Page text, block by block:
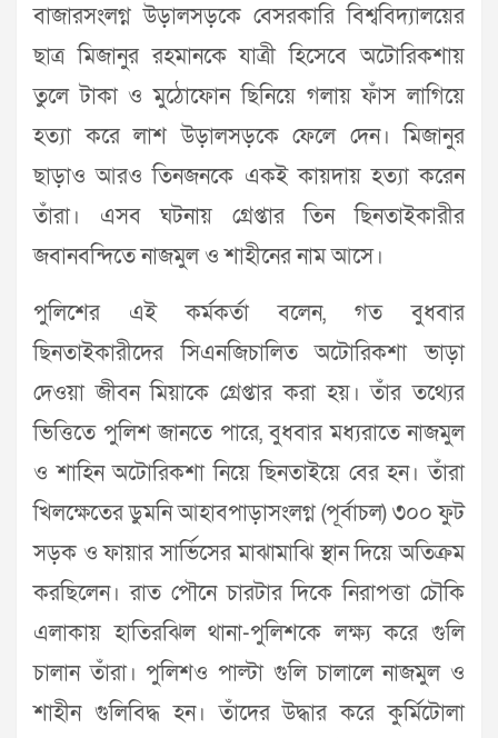
বাজারসংলগ্ন উড়ালসড়কে বেসরকারি বিশ্ববিদ্যালয়ের
ছাত্র মিজানুর রহমানকে যাত্রী হিসেবে অটোরিকশায়
তুলে টাকা ও মুঠোফোন ছিনিয়ে গলায় ফাঁস লাগিয়ে
হত্যা করে লাশ উড়ালসড়কে ফেলে দেন। মিজানুর
ছাড়াও আরও তিনজনকে একই কায়দায় হত্যা করেন
তাঁরা। এসব ঘটনায় গ্রেপ্তার তিন ছিনতাইকারীর
জবানবন্দিতে নাজমুল ও শাহীনের নাম আসে।
পুলিশের এই কর্মকর্তা বলেন, গত বুধবার
ছিনতাইকারীদের সিএনজিচালিত অটোরিকশা ভাড়া
দেওয়া জীবন মিয়াকে গ্রেপ্তার করা হয়। তাঁর তথ্যের
ভিত্তিতে পুলিশ জানতে পারে, বুধবার মধ্যরাতে নাজমুল
ও শাহিন অটোরিকশা নিয়ে ছিনতাইয়ে বের হন। তাঁরা
খিলক্ষেতের ডুমনি আহাবপাড়াসংলগ্ন (পূর্বাচল) ৩০০ ফুট
সড়ক ও ফায়ার সার্ভিসের মাঝামাঝি স্থান দিয়ে অতিক্রম
করছিলেন। রাত পৌনে চারটার দিকে নিরাপত্তা চৌকি
এলাকায় হাতিরঝিল থানা-পুলিশকে লক্ষ্য করে গুলি
চালান তাঁরা। পুলিশও পাল্টা গুলি চালালে নাজমুল ও
শাহীন গুলিবিদ্ধ হন। তাঁদের উদ্ধার করে কুর্মিটোলা